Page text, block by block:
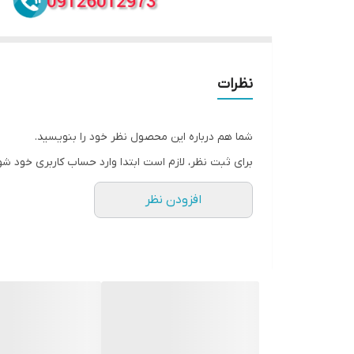
نظرات
شما هم درباره این محصول نظر خود را بنویسید.
برای ثبت نظر، لازم است ابتدا وارد حساب کاربری خود
افزودن نظر